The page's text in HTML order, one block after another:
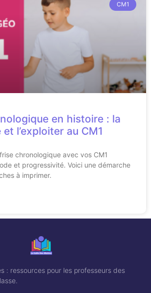
CM1
en histoire : la
l’exploiter au CM1
chronologique avec vos CM1
et progressivité. Voici une démarche
à imprimer.
: ressources pour les professeurs des